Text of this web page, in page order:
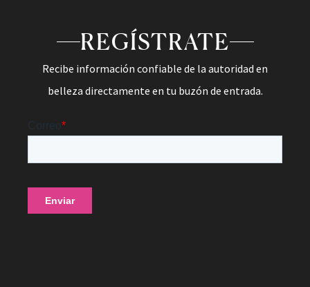
REGÍSTRATE
Recibe información confiable de la autoridad en
belleza directamente en tu buzón de entrada.